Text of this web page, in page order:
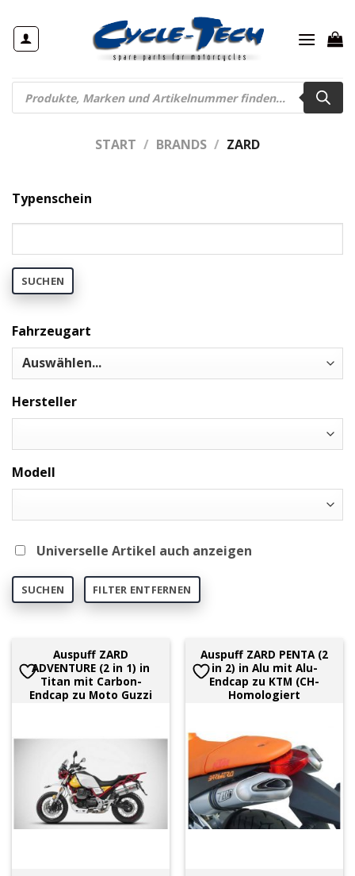
Inhalt
springen
Products
search
START / BRANDS / ZARD
Typenschein
SUCHEN
Fahrzeugart
Hersteller
Modell
Universelle Artikel auch anzeigen
SUCHEN FILTER ENTFERNEN
Auspuff ZARD
ADVENTURE (2 in 1) in
Titan mit Carbon-
Endcap zu Moto Guzzi
Auspuff ZARD PENTA (2
in 2) in Alu mit Alu-
Endcap zu KTM (CH-
Homologiert